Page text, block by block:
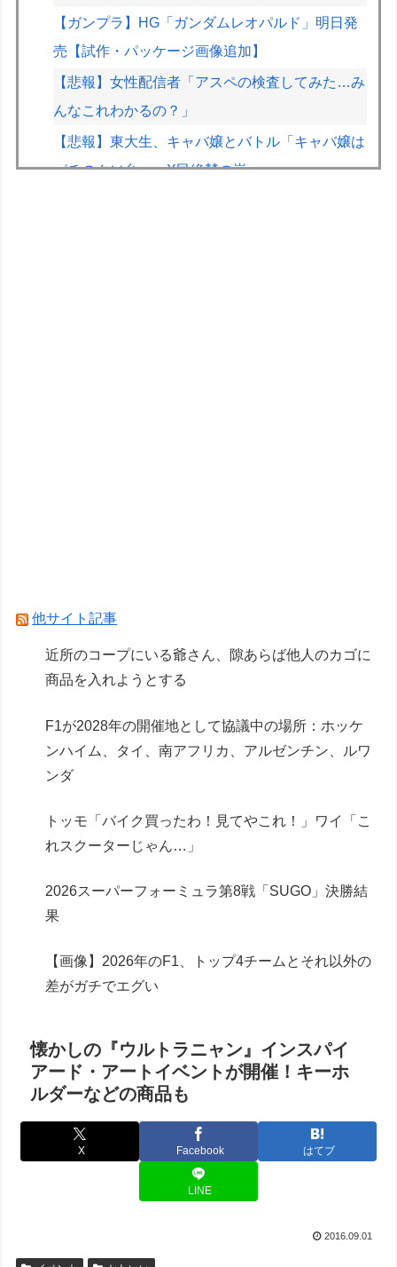
【ガンプラ】HG「ガンダムレオパルド」明日発
売【試作・パッケージ画像追加】
【悲報】女性配信者「アスペの検査してみた…み
んなこれわかるの？」
【悲報】東大生、キャバ嬢とバトル「キャバ嬢は
パチのクソ台」→X民絶賛の嵐ｗｗｗｗ
Powered by livedoor 相互RSS
他サイト記事
近所のコープにいる爺さん、隙あらば他人のカゴに
商品を入れようとする
F1が2028年の開催地として協議中の場所：ホッケ
ンハイム、タイ、南アフリカ、アルゼンチン、ルワ
ンダ
トッモ「バイク買ったわ！見てやこれ！」ワイ「こ
れスクーターじゃん…」
2026スーパーフォーミュラ第8戦「SUGO」決勝結
果
【画像】2026年のF1、トップ4チームとそれ以外の
差がガチでエグい
懐かしの『ウルトラニャン』インスパイ
アード・アートイベントが開催！キーホ
ルダーなどの商品も
X Facebook はてブ
LINE
2016.09.01